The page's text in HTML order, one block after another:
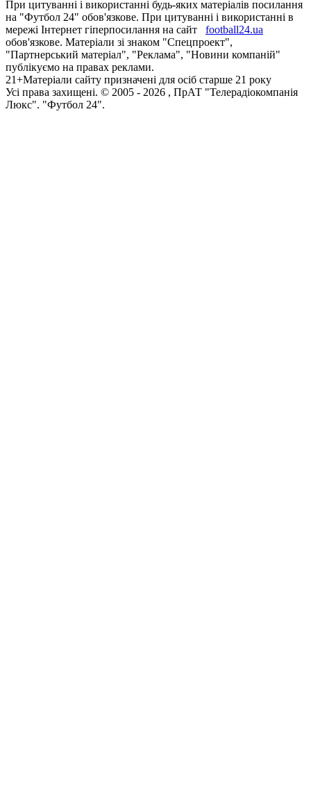
При цитуванні і використанні будь-яких матеріалів посилання
на "Футбол 24" обов'язкове. При цитуванні і використанні в
мережі Інтернет гіперпосилання на сайт
football24.ua
обов'язкове. Матеріали зі знаком "Спецпроект",
"Партнерський матеріал", "Реклама", "Новини компаній"
публікуємо на правах реклами.
21+Матеріали сайту призначені для осіб старше 21 року
Усi права захищенi. © 2005 - 2026 , ПрАТ "Телерадіокомпанія
Люкс". "Футбол 24".